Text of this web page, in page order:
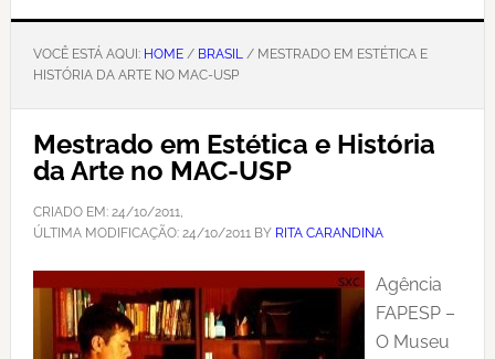
VOCÊ ESTÁ AQUI: HOME/ BRASIL/ MESTRADO EM ESTÉTICA E
HISTÓRIA DA ARTE NO MAC-USP
Mestrado em Estética e História
da Arte no MAC-USP
CRIADO EM: 24/10/2011,
ÚLTIMA MODIFICAÇÃO: 24/10/2011BY RITA CARANDINA
Agência
FAPESP –
O Museu